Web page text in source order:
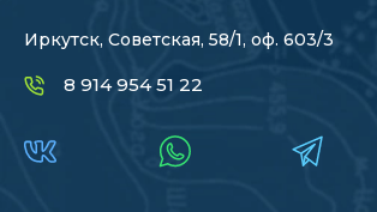
Иркутск, Советская, 58/1, оф. 603/3
8 914 954 51 22